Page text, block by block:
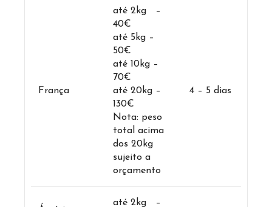
França
até 2kg –
40€
até 5kg –
50€
até 10kg –
70€
até 20kg –
130€
Nota: peso
total acima
dos 20kg
sujeito a
orçamento
4 – 5 dias
até 2kg –